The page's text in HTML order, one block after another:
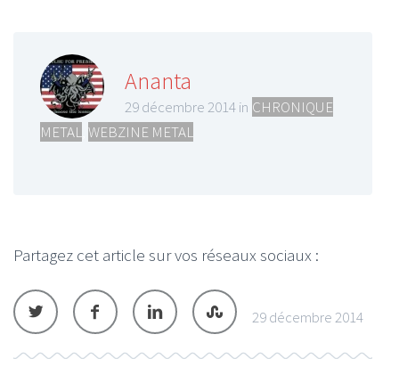
Ananta
29 décembre 2014 in CHRONIQUE
METAL WEBZINE METAL
Partagez cet article sur vos réseaux sociaux :
29 décembre 2014